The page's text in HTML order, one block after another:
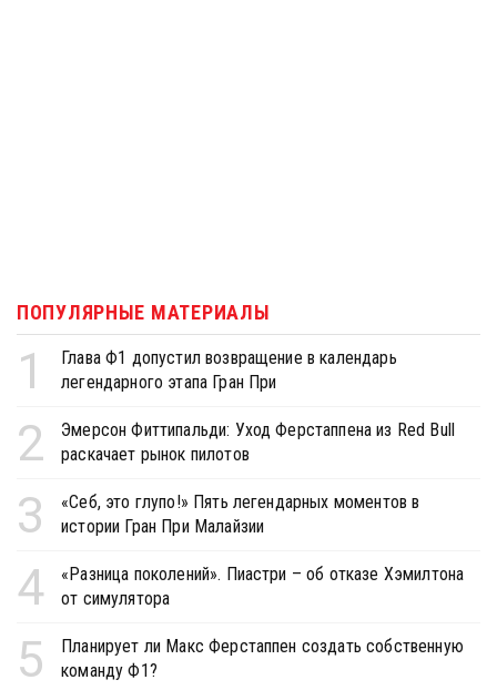
ПОПУЛЯРНЫЕ МАТЕРИАЛЫ
1
Глава Ф1 допустил возвращение в календарь
легендарного этапа Гран При
2
Эмерсон Фиттипальди: Уход Ферстаппена из Red Bull
раскачает рынок пилотов
3
«Себ, это глупо!» Пять легендарных моментов в
истории Гран При Малайзии
4
«Разница поколений». Пиастри – об отказе Хэмилтона
от симулятора
5
Планирует ли Макс Ферстаппен создать собственную
команду Ф1?